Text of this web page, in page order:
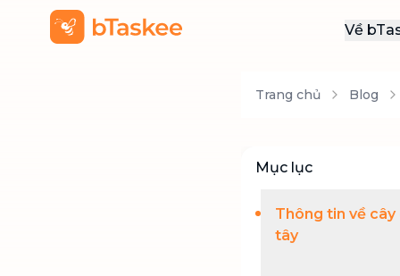
Về
Trang chủ Blog
Mục lục
Thông tin về cây
tây